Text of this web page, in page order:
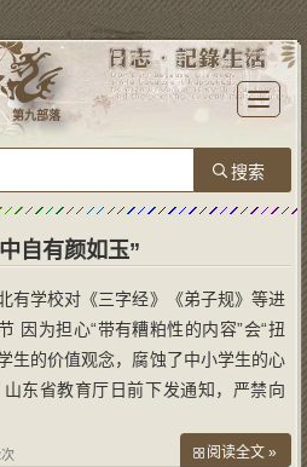
T
o
l
e
n
i
n
第九部落
自有颜如玉”
有学校对《三字经》《弟子规》等进
因为担心“带有糟粕性的内容”会“扭
生的价值观念，腐蚀了中小学生的心
山东省教育厅日前下发通知，严禁向
经》、《神童诗》等。这一消息引起
阅读全文 »